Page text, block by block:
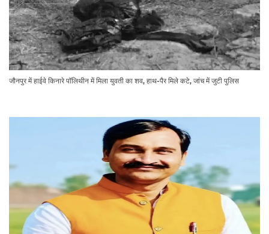
जौनपुर में हाईवे किनारे पॉलिथीन में मिला युवती का शव, हाथ-पैर मिले कटे, जांच में जुटी पुलिस